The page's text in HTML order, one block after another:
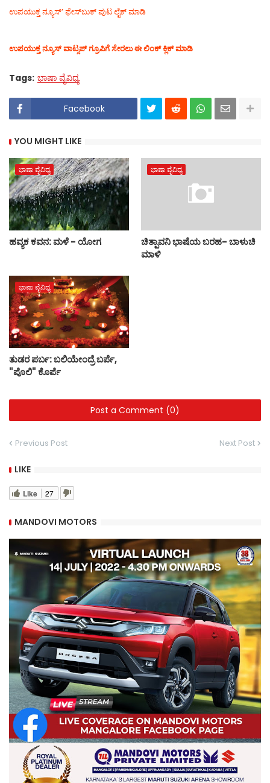
ಉಪಯುಕ್ತ ನ್ಯೂಸ್‌’ ಫೇಸ್‌ಬುಕ್ ಪುಟ ಲೈಕ್ ಮಾಡಿ
ಉಪಯುಕ್ತ ನ್ಯೂಸ್‌ ವಾಟ್ಸಪ್‌ ಗ್ರೂಪಿಗೆ ಸೇರಲು ಈ ಲಿಂಕ್ ಕ್ಲಿಕ್ ಮಾಡಿ
Tags: ಭಾಷಾ ವೈವಿಧ್ಯ
Facebook
YOU MIGHT LIKE
ಭಾಷಾ ವೈವಿಧ್ಯ
ಹವ್ಯಕ ಕವನ: ಮಳೆ - ಯೋಗ
ಭಾಷಾ ವೈವಿಧ್ಯ
ಚಿತ್ಪಾವನಿ ಭಾಷೆಯ ಬರಹ- ಬಾಳುಚಿ
ಮಾಳಿ
ಭಾಷಾ ವೈವಿಧ್ಯ
ತುಡರ ಪರ್ಬ: ಬಲಿಯೇಂದ್ರೆ ಬರ್ಪೆ,
"ಪೊಲಿ" ಕೊರ್ಪೆ
Post a Comment (0)
Previous Post Next Post
LIKE
Like 27
MANDOVI MOTORS